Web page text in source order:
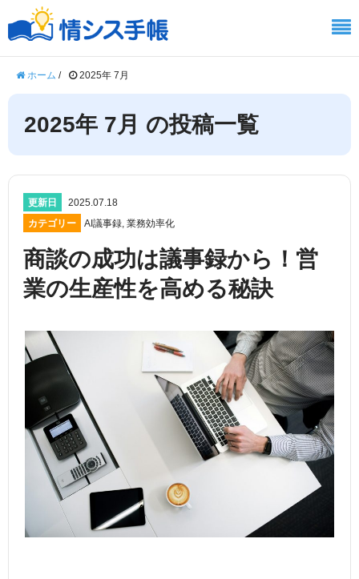
ホーム / 2025年 7月
2025年 7月 の投稿一覧
更新日
2025.07.18
カテゴリー
AI議事録, 業務効率化
商談の成功は議事録から！営
業の生産性を高める秘訣